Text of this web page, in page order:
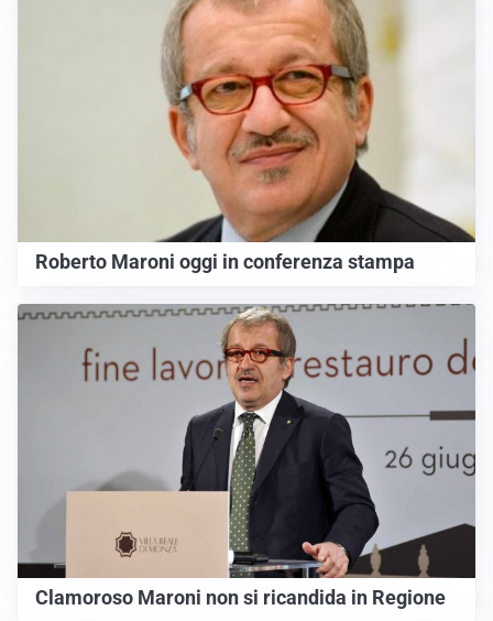
Roberto Maroni oggi in conferenza stampa
Clamoroso Maroni non si ricandida in Regione